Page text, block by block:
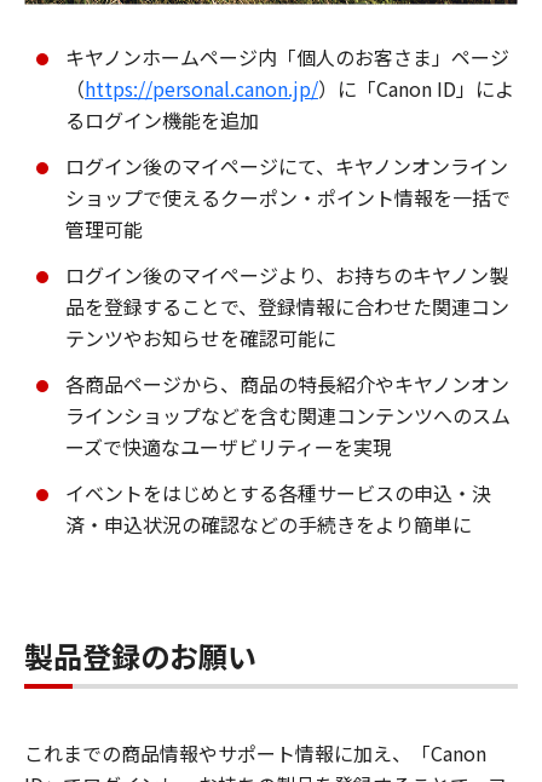
キヤノンホームページ内「個人のお客さま」ページ
（https://personal.canon.jp/）に「Canon ID」によ
るログイン機能を追加
ログイン後のマイページにて、キヤノンオンライン
ショップで使えるクーポン・ポイント情報を一括で
管理可能
ログイン後のマイページより、お持ちのキヤノン製
品を登録することで、登録情報に合わせた関連コン
テンツやお知らせを確認可能に
各商品ページから、商品の特長紹介やキヤノンオン
ラインショップなどを含む関連コンテンツへのスム
ーズで快適なユーザビリティーを実現
イベントをはじめとする各種サービスの申込・決
済・申込状況の確認などの手続きをより簡単に
製品登録のお願い
これまでの商品情報やサポート情報に加え、「Canon